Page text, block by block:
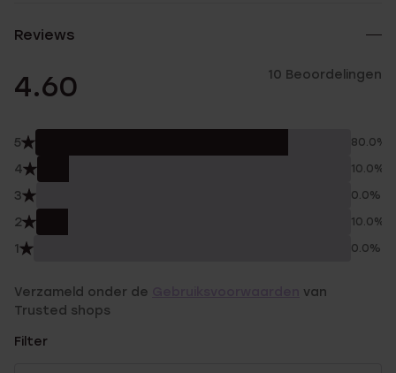
Reviews
4.60 10 Beoordelingen
5 80.0%
4 10.0%
3 0.0%
2 10.0%
1 0.0%
Verzameld onder de
van
Trusted shops
Filter